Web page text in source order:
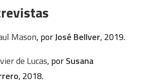
Mason, porJosé Bellver, 2019.
de Lucas, porSusana
, 2018.